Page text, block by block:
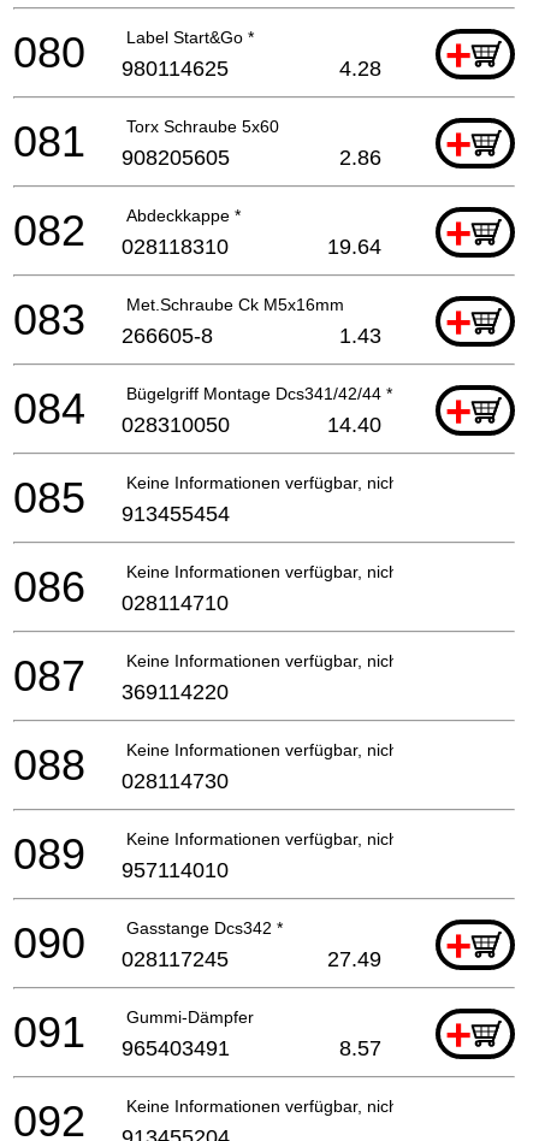
Label Start&Go * +
080 980114625 4.28
Torx Schraube 5x60 +
081 908205605 2.86
Abdeckkappe * +
082 028118310 19.64
Met.Schraube Ck M5x16mm +
083 266605-8 1.43
Bügelgriff Montage Dcs341/42/44 * +
084 028310050 14.40
Keine Informationen verfügbar, nicht bestellbar
085 913455454
Keine Informationen verfügbar, nicht bestellbar
086 028114710
Keine Informationen verfügbar, nicht bestellbar
087 369114220
Keine Informationen verfügbar, nicht bestellbar
088 028114730
Keine Informationen verfügbar, nicht bestellbar
089 957114010
Gasstange Dcs342 * +
090 028117245 27.49
Gummi-Dämpfer +
091 965403491 8.57
Keine Informationen verfügbar, nicht bestellbar
092